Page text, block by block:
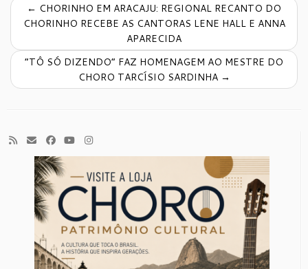
← CHORINHO EM ARACAJU: REGIONAL RECANTO DO
CHORINHO RECEBE AS CANTORAS LENE HALL E ANNA
APARECIDA
“TÔ SÓ DIZENDO” FAZ HOMENAGEM AO MESTRE DO
CHORO TARCÍSIO SARDINHA →